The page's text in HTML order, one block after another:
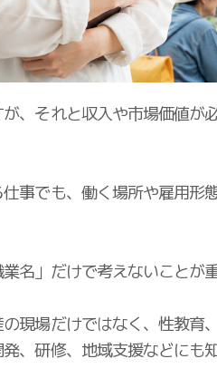
、それと収入や市場価値が
事でも、働く場所や雇用形
名」だけで考えないことが
現場だけではなく、性教育
、研修、地域支援などにも